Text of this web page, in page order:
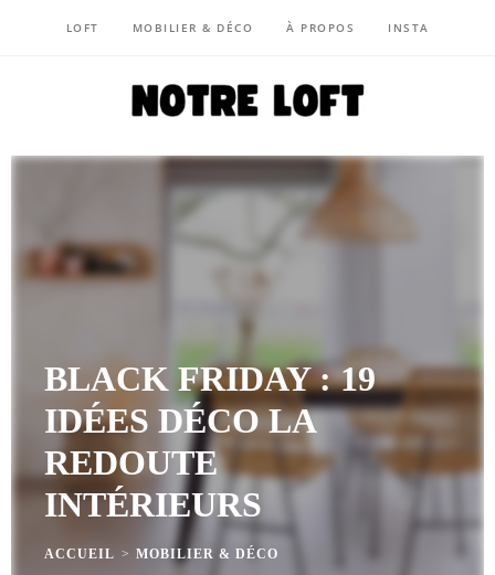
LOFT MOBILIER & DÉCO À PROPOS INSTA
BLACK FRIDAY : 19
IDÉES DÉCO LA
REDOUTE
INTÉRIEURS
ACCUEIL > MOBILIER & DÉCO